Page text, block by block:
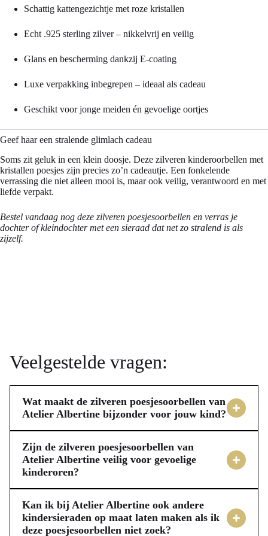
Schattig kattengezichtje met roze kristallen
Echt .925 sterling zilver – nikkelvrij en veilig
Glans en bescherming dankzij E-coating
Luxe verpakking inbegrepen – ideaal als cadeau
Geschikt voor jonge meiden én gevoelige oortjes
Geef haar een stralende glimlach cadeau
Soms zit geluk in een klein doosje. Deze zilveren kinderoorbellen met
kristallen poesjes zijn precies zo’n cadeautje. Een fonkelende
verrassing die niet alleen mooi is, maar ook veilig, verantwoord en met
liefde verpakt.
Bestel vandaag nog deze zilveren poesjesoorbellen en verras je
dochter of kleindochter met een sieraad dat net zo stralend is als
zijzelf.
Veelgestelde vragen:
Wat maakt de zilveren poesjesoorbellen van
Atelier Albertine bijzonder voor jouw kind?
De zilveren poesjesoorbellen van Atelier Albertine zijn
gemaakt van echt .925 sterling zilver, wat ze duurzaam,
stevig en volledig nikkelvrij maakt. Dit is essentieel voor
de gevoelige huid van kinderen en beginnende
oorbelgaatjes. De oorbellen hebben fonkelende roze
kristallen als oogjes, voor een speels en charmant uiterlijk.
Bovendien zijn ze voorzien van een speciale E-coating die
verkleuring en oxidatie tegengaat, zodat de oorbellen hun
Zijn de zilveren poesjesoorbellen van
Atelier Albertine veilig voor gevoelige
kinderoren?
Ja, de zilveren poesjesoorbellen van Atelier Albertine zijn
zorgvuldig ontworpen voor de veiligheid en het comfort
van kinderoren. Ze zijn gemaakt van echt .925 sterling
zilver, een hypoallergeen materiaal omdat het volledig
Kan ik bij Atelier Albertine ook andere
kindersieraden op maat laten maken als ik
deze poesjesoorbellen niet zoek?